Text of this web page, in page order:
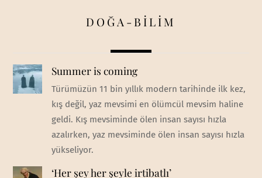
DOĞA-BİLİM
Summer is coming
Türümüzün 11 bin yıllık modern tarihinde ilk kez,
kış değil, yaz mevsimi en ölümcül mevsim haline
geldi. Kış mevsiminde ölen insan sayısı hızla
azalırken, yaz mevsiminde ölen insan sayısı hızla
yükseliyor.
‘Her şey her şeyle irtibatlı’